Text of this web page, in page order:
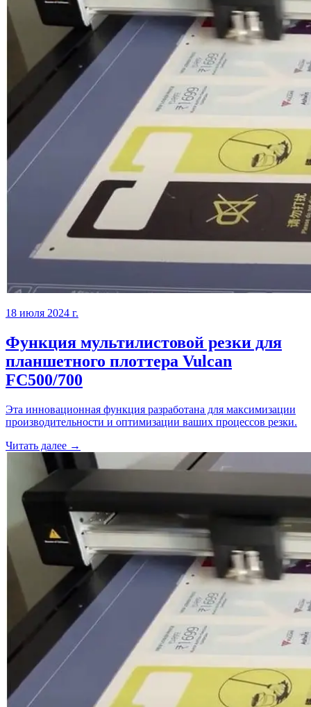
18 июля 2024 г.
Функция мультилистовой резки для
планшетного плоттера Vulcan
FC500/700
Эта инновационная функция разработана для максимизации
производительности и оптимизации ваших процессов резки.
Читать далее →